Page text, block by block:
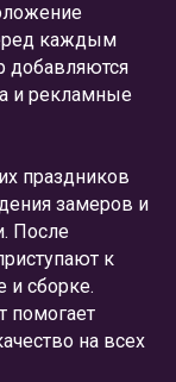
каждым
добавляются
и рекламные
праздников
замеров и
После
к
и сборке.
помогает
на всех